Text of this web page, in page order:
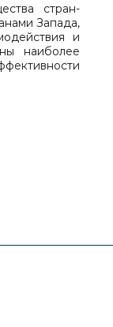
стран-
Запада,
и
наиболее